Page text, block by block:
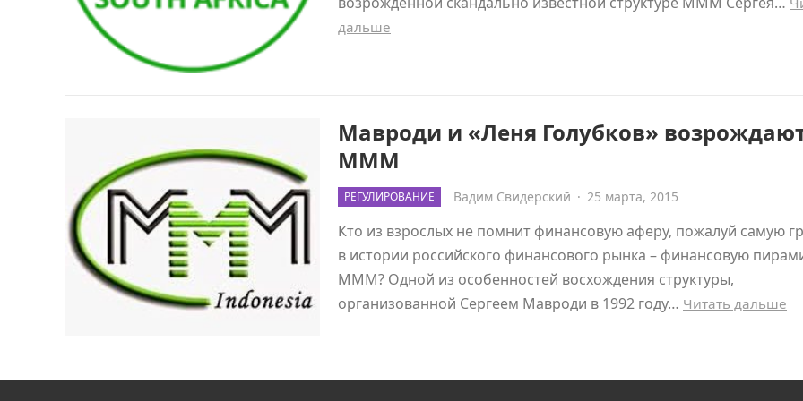
дальше
Мавроди и «Леня Голубков»
МММ
РЕГУЛИРОВАНИЕ Вадим Свидерский · 25 марта, 2015
Кто из взрослых не помнит финансовую аферу, пожалуй самую
в истории российского финансового рынка – финансовую
МММ? Одной из особенностей восхождения структуры,
организованной Сергеем Мавроди в 1992 году… Читать дальше